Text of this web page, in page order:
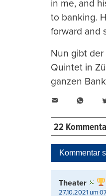
in me, and
to banking.
forward and
Nun gibt der
Quintet in
ganzen
22
Kommentar
Theater
27.10.2021 um